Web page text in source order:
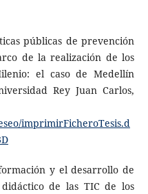
públicas de prevención
de la realización de los
el caso de Medellín
Rey Juan Carlos,
imprimirFicheroTesis.d
y el desarrollo de
de las TIC de los